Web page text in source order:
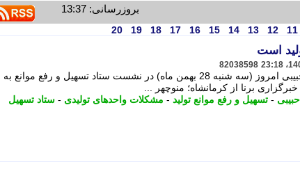
بروزرسانی: 13:37
11
12
13
14
15
16
17
18
19
20
است
82038598
به گزارش خبرگزاری برنا از کرمانشاه؛ منوچهر حبیبی امروز (سه شنبه 28 بهمن ماه) در نشست ستاد تسهیل و رفع موانع به
برنا از کرمانشاه؛ منوچهر ...
- تسهیل و رفع موانع تولید - مشکلات واحدهای تولیدی - ستاد تسهیل